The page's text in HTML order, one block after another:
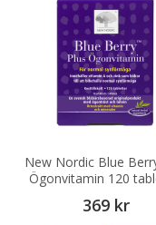
New Nordic Blue
Ögonvitamin 120
369 kr